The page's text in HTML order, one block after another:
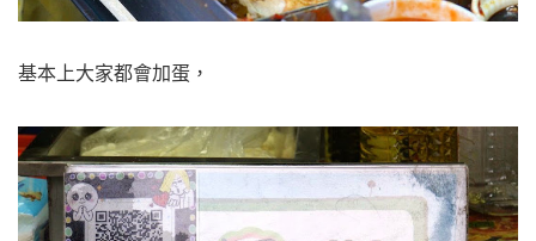
基本上大家都會加蛋，